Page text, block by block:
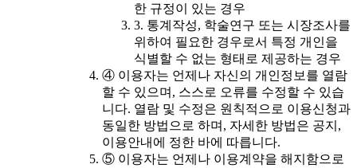
한 규정이 있는 경우
3. 통계작성, 학술연구 또는 시장조사를
위하여 필요한 경우로서 특정 개인을
식별할 수 없는 형태로 제공하는 경우
④ 이용자는 언제나 자신의 개인정보를 열람
할 수 있으며, 스스로 오류를 수정할 수 있습
니다. 열람 및 수정은 원칙적으로 이용신청과
동일한 방법으로 하며, 자세한 방법은 공지,
이용안내에 정한 바에 따릅니다.
⑤ 이용자는 언제나 이용계약을 해지함으로